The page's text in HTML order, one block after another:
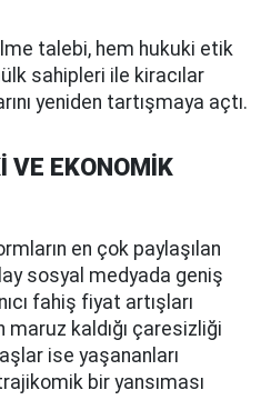
talebi, hem hukuki etik
sahipleri ile kiracılar
yeniden tartışmaya açtı.
VE EKONOMİK
en çok paylaşılan
sosyal medyada geniş
fahiş fiyat artışları
maruz kaldığı çaresizliği
ise yaşananları
bir yansıması